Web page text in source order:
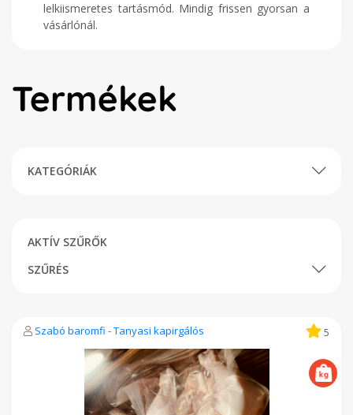
lelkiismeretes tartásmód. Mindig frissen gyorsan a
vásárlónál.
Termékek
KATEGÓRIÁK
AKTÍV SZŰRŐK
SZŰRÉS
Szabó baromfi - Tanyasi kapirgálós 5